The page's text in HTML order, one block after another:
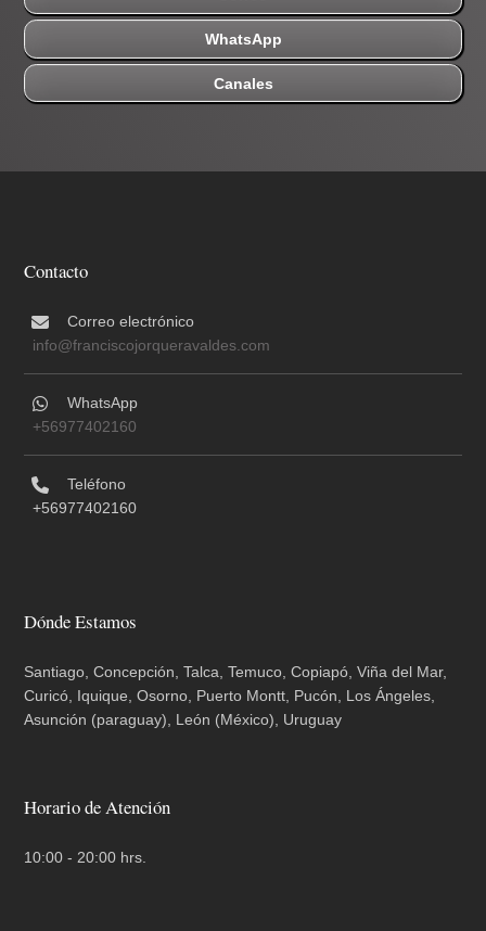
WhatsApp
Canales
Contacto
Correo electrónico
info@franciscojorqueravaldes.com
WhatsApp
+56977402160
Teléfono
+56977402160
Dónde Estamos
Santiago, Concepción, Talca, Temuco, Copiapó, Viña del Mar,
Curicó, Iquique, Osorno, Puerto Montt, Pucón, Los Ángeles,
Asunción (paraguay), León (México), Uruguay
Horario de Atención
10:00 - 20:00 hrs.